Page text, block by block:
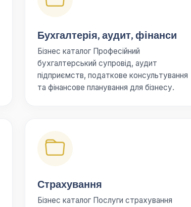
Бухгалтерія, аудит, фінанси
Бізнес каталог Професійний
бухгалтерський супровід, аудит
підприємств, податкове консультування
та фінансове планування для бізнесу.
Страхування
Бізнес каталог Послуги страхування